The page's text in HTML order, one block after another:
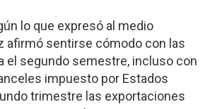
lo que expresó al medio
afirmó sentirse cómodo con las
el segundo semestre, incluso con
impuesto por Estados
trimestre las exportaciones